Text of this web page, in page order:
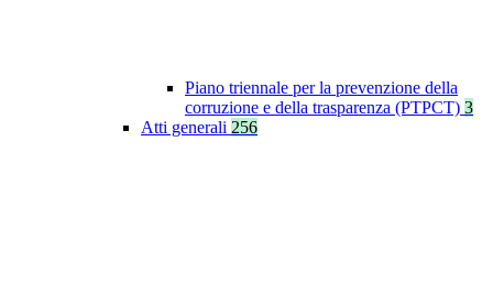
Piano triennale per la prevenzione della
corruzione e della trasparenza (PTPCT) 3
Atti generali 256